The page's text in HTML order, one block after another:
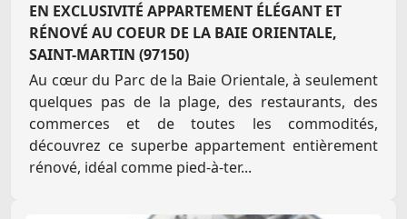
EN EXCLUSIVITÉ APPARTEMENT ÉLÉGANT ET
RÉNOVÉ AU COEUR DE LA BAIE ORIENTALE,
SAINT-MARTIN (97150)
Au cœur du Parc de la Baie Orientale, à seulement
quelques pas de la plage, des restaurants, des
commerces et de toutes les commodités,
découvrez ce superbe appartement entièrement
rénové, idéal comme pied-à-ter...